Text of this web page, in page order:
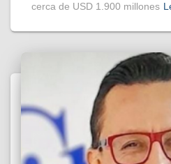
cerca de USD 1.900 millones